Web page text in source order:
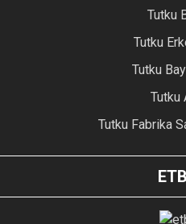
Tutku
Tutku
Tutku
Tutku
Tutku Fabrika